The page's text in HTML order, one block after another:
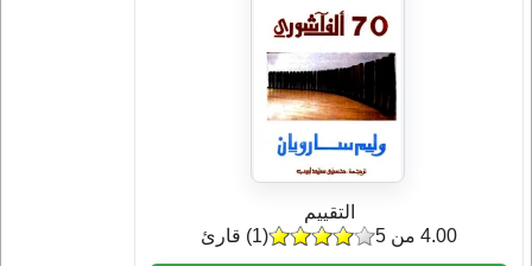
التقييم
(
1) قارئ 4.00 من 5